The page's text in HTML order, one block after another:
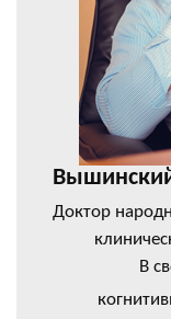
Доктор
В